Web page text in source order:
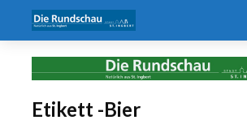
Etikett -Bier